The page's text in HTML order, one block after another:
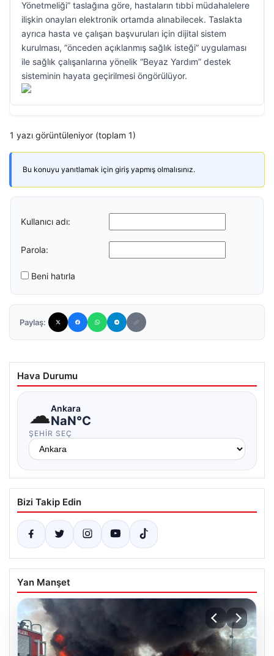
Yönetmeliği” taslağına göre, hastaların tıbbi müdahalelere
ilişkin onayları elektronik ortamda alınabilecek. Taslakta
ayrıca hasta ve çalışan başvuruları için dijital sistem
kurulması, “önceden açıklanmış sağlık isteği” uygulaması
ile sağlık çalışanlarına yönelik “Beyaz Yardım” destek
sisteminin hayata geçirilmesi öngörülüyor.
1 yazı görüntüleniyor (toplam 1)
Bu konuyu yanıtlamak için giriş yapmış olmalısınız.
Kullanıcı adı:
Parola:
Beni hatırla
Paylaş:
Hava Durumu
☁Ankara
NaN°C
ŞEHIR SEÇ
Bizi Takip Edin
Yan Manşet